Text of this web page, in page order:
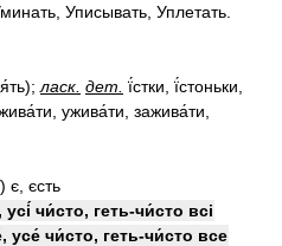
Уписывать, Уплетать.
ласк. дет. ї́стки, ї́стоньки,
ужива́ти, зажива́ти,
) є, єсть
чи́сто, геть-чи́сто всі
усе́ чи́сто, геть-чи́сто все